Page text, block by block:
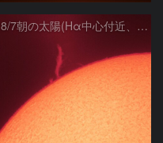
8/7朝の太陽(Hα中心付近、プロミネンス)